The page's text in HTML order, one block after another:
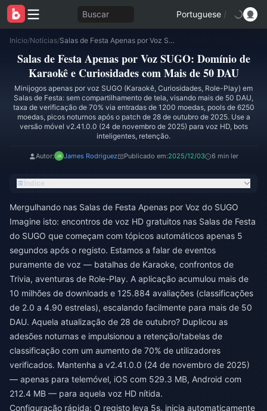
Buscar Portuguese /
Início/Notícias/ Salas de Festa Apenas por Voz SUGO: Domínio de Karaokê e Curiosidades com Mais de 50 DAU
Salas de Festa Apenas por Voz SUGO: Domínio de
Karaokê e Curiosidades com Mais de 50 DAU
Minijogos apenas por voz SUGO (Karaokê, Curiosidades, Role-Play) em
Salas de Festa: sem compartilhamento de tela, visando mais de 50 DAU,
taxa de verificação de 70% via entradas de 1200 moedas, pools de 6250
moedas, picos noturnos após o patch de 28 de outubro de 2025. Use a
versão móvel v2.41.0.0 (24 de novembro de 2025) para voz HD, bots
inteligentes, retenção.
Autor: James Rodriguez Publicado em:2025/12/03 6 min ler
Índice
Mergulhando nas Salas de Festa Apenas por Voz do SUGO
Imagine isto: encontros de voz HD gratuitos nas Salas de Festa
do SUGO que começam com tópicos automáticos apenas 5
segundos após o registo. Estamos a falar de eventos
puramente de voz — batalhas de Karaoke, confrontos de
Trivia, aventuras de Role-Play. A aplicação acumulou mais de
10 milhões de downloads e 125.884 avaliações (classificações
de 2.0 a 4.90 estrelas), escalando facilmente para mais de 50
DAU. Aquela atualização de 28 de outubro? Duplicou as
adesões noturnas e impulsionou a retenção/tabelas de
classificação com um aumento de 70% de utilizadores
verificados. Mantenha a v2.41.0.0 (24 de novembro de 2025)
— apenas para telemóvel, iOS com 529.3 MB, Android com
212.4 MB — para aquela voz HD nítida.
Configuração rápida: O registo leva 5s, inicia automaticamente